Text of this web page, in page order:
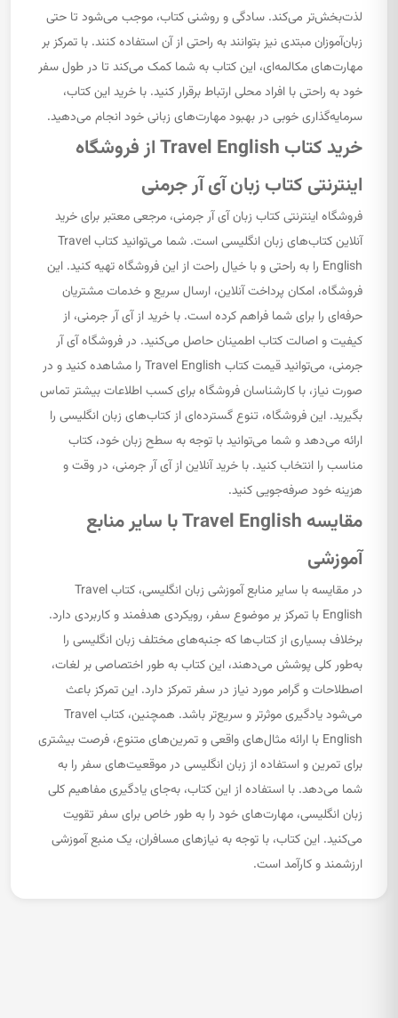
لذت‌بخش‌تر می‌کند. سادگی و روشنی کتاب، موجب می‌شود تا حتی
زبان‌آموزان مبتدی نیز بتوانند به راحتی از آن استفاده کنند. با تمرکز بر
مهارت‌های مکالمه‌ای، این کتاب به شما کمک می‌کند تا در طول سفر
خود به راحتی با افراد محلی ارتباط برقرار کنید. با خرید این کتاب،
سرمایه‌گذاری خوبی در بهبود مهارت‌های زبانی خود انجام می‌دهید.
خرید کتاب Travel English از فروشگاه
اینترنتی کتاب زبان آی آر جرمنی
فروشگاه اینترنتی کتاب زبان آی آر جرمنی، مرجعی معتبر برای خرید
آنلاین کتاب‌های زبان انگلیسی است. شما می‌توانید کتاب Travel
English را به راحتی و با خیال راحت از این فروشگاه تهیه کنید. این
فروشگاه، امکان پرداخت آنلاین، ارسال سریع و خدمات مشتریان
حرفه‌ای را برای شما فراهم کرده است. با خرید از آی آر جرمنی، از
کیفیت و اصالت کتاب اطمینان حاصل می‌کنید. در فروشگاه آی آر
جرمنی، می‌توانید قیمت کتاب Travel English را مشاهده کنید و در
صورت نیاز، با کارشناسان فروشگاه برای کسب اطلاعات بیشتر تماس
بگیرید. این فروشگاه، تنوع گسترده‌ای از کتاب‌های زبان انگلیسی را
ارائه می‌دهد و شما می‌توانید با توجه به سطح زبان خود، کتاب
مناسب را انتخاب کنید. با خرید آنلاین از آی آر جرمنی، در وقت و
هزینه خود صرفه‌جویی کنید.
مقایسه Travel English با سایر منابع
آموزشی
در مقایسه با سایر منابع آموزشی زبان انگلیسی، کتاب Travel
English با تمرکز بر موضوع سفر، رویکردی هدفمند و کاربردی دارد.
برخلاف بسیاری از کتاب‌ها که جنبه‌های مختلف زبان انگلیسی را
به‌طور کلی پوشش می‌دهند، این کتاب به طور اختصاصی بر لغات،
اصطلاحات و گرامر مورد نیاز در سفر تمرکز دارد. این تمرکز باعث
می‌شود یادگیری موثرتر و سریع‌تر باشد. همچنین، کتاب Travel
English با ارائه مثال‌های واقعی و تمرین‌های متنوع، فرصت بیشتری
برای تمرین و استفاده از زبان انگلیسی در موقعیت‌های سفر را به
شما می‌دهد. با استفاده از این کتاب، به‌جای یادگیری مفاهیم کلی
زبان انگلیسی، مهارت‌های خود را به طور خاص برای سفر تقویت
می‌کنید. این کتاب، با توجه به نیازهای مسافران، یک منبع آموزشی
ارزشمند و کارآمد است.